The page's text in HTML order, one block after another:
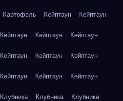
Картофель Кейптаун Кейптаун
Кейптаун Кейптаун Кейптаун
Кейптаун Кейптаун Кейптаун
Кейптаун Кейптаун Кейптаун
Клубника Клубника Клубника